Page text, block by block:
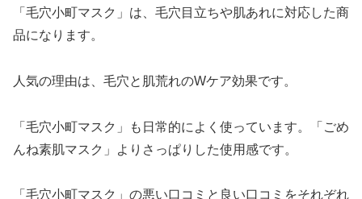
「毛穴小町マスク」は、毛穴目立ちや肌あれに対応した商
品になります。
人気の理由は、毛穴と肌荒れのWケア効果です。
「毛穴小町マスク」も日常的によく使っています。「ごめ
んね素肌マスク」よりさっぱりした使用感です。
「毛穴小町マスク」の悪い口コミと良い口コミをそれぞれ